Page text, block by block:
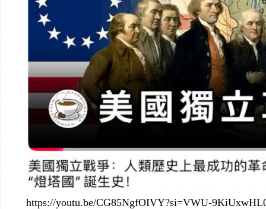
https://youtu.be/CG85NgfOIVY?si=VWU-